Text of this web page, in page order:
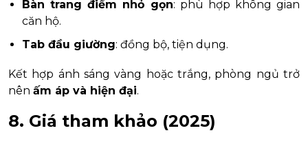
Bàn trang điểm nhỏ gọn: phù hợp không gian
căn hộ.
Tab đầu giường: đồng bộ, tiện dụng.
Kết hợp ánh sáng vàng hoặc trắng, phòng ngủ trở
nên ấm áp và hiện đại.
8. Giá tham khảo (2025)